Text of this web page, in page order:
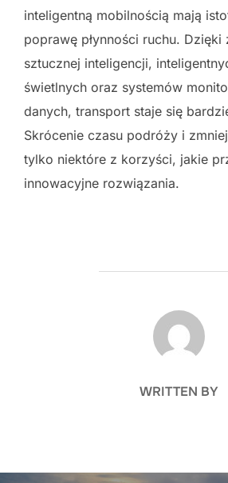
inteligentną mobilnością mają
poprawę płynności ruchu. Dzięki
sztucznej inteligencji,
świetlnych oraz systemów
danych, transport staje się
Skrócenie czasu podróży i
tylko niektóre z korzyści, jakie
innowacyjne rozwiązania.
POST AUTHOR
WRITTEN BY